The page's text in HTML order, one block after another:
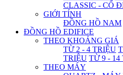
CLASSIC - CỔ
GIỚI TÍNH
ĐỒNG HỒ NAM
ĐỒNG HỒ EDIFICE
THEO KHOẢNG GIÁ
TỪ 2 - 4 TRIỆU
TRIỆU TỪ 9 - 14
THEO MÁY